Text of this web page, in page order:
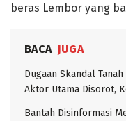
beras Lembor yang
BACA JUGA
Dugaan Skandal
Aktor Utama Disorot,
Bantah Disinformasi